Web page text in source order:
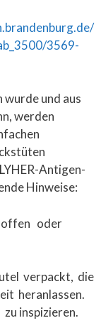
3569-
und aus
werden
Antigen-
Hinweise:
oder
verpackt, die
heranlassen.
inspizieren.